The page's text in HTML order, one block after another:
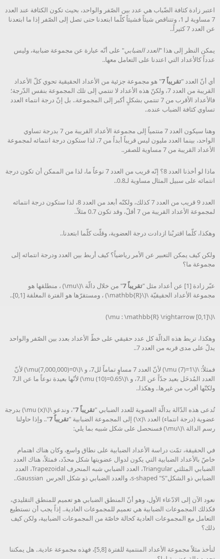
اعتبر زادة كثافة الضّباب هي عدد بين الصّفر والواحد، بحيث تكون الكثافة عند العدد
7 مساوية لـِ 1، وتتناقص شيئاً فشيئاً كلّما ابتعدنا حتى تصل إلى الصّفر إذا ما ابتعدنا
عن العدد 7 كثيراً..
يمكن النظر إلى هذا "العدد الضبابي" على أنّه عبارة عن مجموعة ضبابية، وليس
عدداً كالأعداد التي اعتدنا على التعامل معها..
أي أنّ العدد "تقريباً 7 " هو مجموعة جزئية من الأعداد الحقيقية تحوي كلّ الأعداد
القريبة من العدد 7، ولكنّ هذه الأعداد لا تنتمي إلى تلك المجموعة بنفس الدّرجة؛
فالأعداد الأقرب من 7 تنتمي بشكلٍ أكبر إلى المجموعة.. بل إنّ درجة انتماء العدد
تساوي كثافة الضباب عنده..
وهنا سيكون العدد 7 منتمياً إلى مجموعة الأعداد القريبة من 7 بدرجة تساوي
الواحد، بينما العدد مليون ليس قريباً أبداً من 7، لذا ستكون درجة انتمائه لمجموعة
الأعداد القريبة من 7 مساوية للصفر..
ماذا لو أخذنا العدد 8؟ إنّه قريب من العدد 7 نوعاً ما، لذا من الممكن أن تكون درجة
انتمائه على سبيل المثال مساوية لـ0.8..
العدد 9 قريب من العدد 7 كذلك، ولكنّه أبعد من العدد 8، لذا ستكون درجة انتمائه
لمجموعة الأعداد القريبة من 7 أقلّ، وقد تكون 0.7 مثلاً..
وهكذا، كلّما اقتربْنا ازدادت درجة العضوية، وقلّت كلّما ابتعدنا..
ولكن كيف يمكن التعبير عن الأمر رياضياً؟ كيف أربط بين العدد ودرجة انتمائه إلى
مجموعة ما؟
عبّر زادة [1] عن أعداد مثل " تقريباً 7
" من خلال دالّة \(\mu\) ، منطلقها هو
مجموعة الأعداد الحقيقيّة \(\mathbb{R}\) ، ومستقرّها هو الفترة المغلقة [0,1]..
\(\mu : \mathbb{R} \rightarrow [0,1]\)
وهكذا، تربط هذه الدالّة كل عدد حقيقي على خطّ الأعداد بعدد بين الصّفر والواحد
يدلّ على مدى قربه من العدد 7..
فمثلاُ: \(\mu (7)=1\) لأنّ العدد 7 مساوٍ تماماً لل7، و \(\mu(7,000,000)=0\) لأنّ
العدد المُدخَل بعيد جدّاً عن الـ7، و \(\mu (10)=0.65\) لأنّها بعيدة نوعاً ما عن الـ7
ولكنّها أقرب من غيرها.. وهكذا..
تُدعى هذه الدّالة بدالّة العضوية للعدد الضبابي "تقريباً 7
"، وندعو \(\mu (x)\) بدرجة
عضوية (درجة انتماء) العدد \(x\) إلى المجموعة الضبابية "
تقريباً 7 ".. وإذا حاولنا
رسم الدالة \(\mu\) فسنحصل على شكل شبيه بما يلي:
في الحقيقة، تمّت دراسة الأعداد الضبابية على نطاق واسع، وكان هناك اهتمام
خاصّ بالأعداد الضبابية التي يكون لدوال عضويتها شكل محدّد، فمثلاً، هناك العدد
الضبابي المثلثي Triangular، العدد الضبابي شبه المنحرف Trapezoidal، العدد
الضبابي ذو الشكل"s-shaped "S، والعدد الضبابي ذو شكل الجرس Gaussian..
نعود الآن إلى الادّعاء الأول، وهو أنّ المنطق الضبابي هو تعميم للمنطق التقليدي،
فكذلك المجموعات الضبابية هي تعميم للمجموعات العادية.. إذاً يجب أن نستطيع
التعامل مع المجموعات العادية كحالة خاصّة من المجموعات الضبابية، ولكن كيف
ذلك؟
لنأخذ مثلاً مجموعة الأعداد المنتمية للفترة [5,8]، فهذه مجموعة عادية.. هل يمكننا